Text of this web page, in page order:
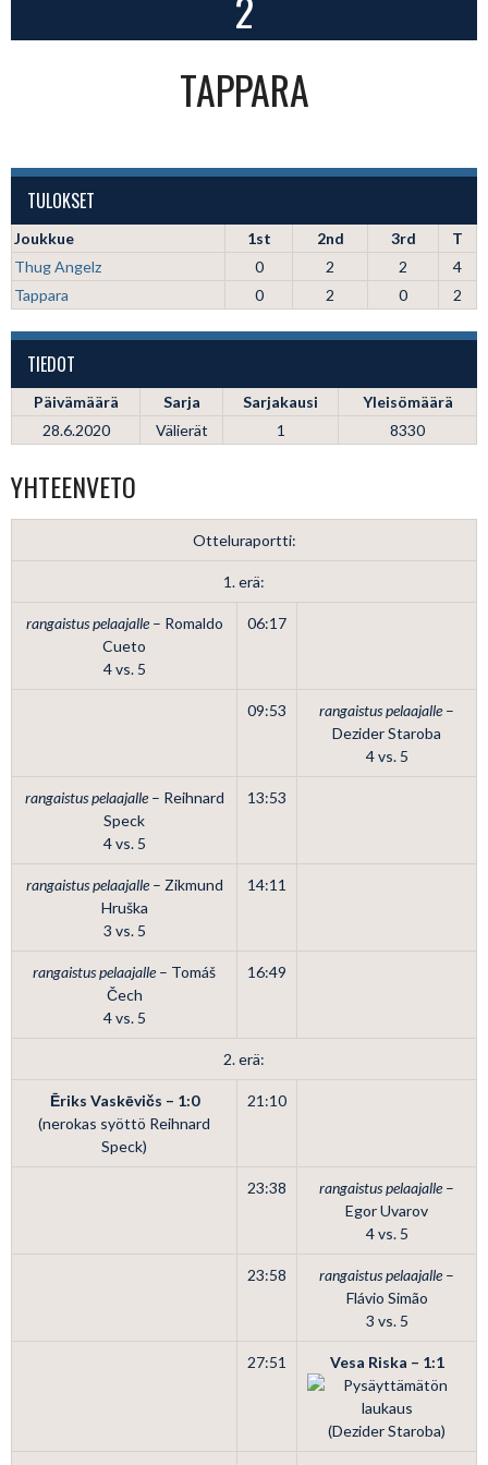
TAPPARA
TULOKSET
Joukkue 1st 2nd 3rd
T
Thug Angelz
0 2 2
4
Tappara
0 2 0 2
TIEDOT
Päivämäärä Sarja Sarjakausi
Yleisömäärä
28.6.2020
Välierät 1 8330
YHTEENVETO
Otteluraportti:
1. erä:
rangaistus pelaajalle– Romaldo
Cueto
4 vs. 5
06:17
09:53 rangaistus pelaajalle–
Dezider Staroba
4 vs. 5
rangaistus pelaajalle– Reihnard
Speck
4 vs. 5
13:53
rangaistus pelaajalle– Zikmund
Hruška
3 vs. 5
14:11
rangaistus pelaajalle– Tomáš
Čech
4 vs. 5
16:49
2. erä:
Ēriks Vaskēvičs – 1:0
(nerokas syöttö Reihnard
Speck)
21:10
23:38 rangaistus pelaajalle–
Egor Uvarov
4 vs. 5
23:58 rangaistus pelaajalle–
Flávio Simão
3 vs. 5
27:51 Vesa Riska – 1:1
(Dezider Staroba)